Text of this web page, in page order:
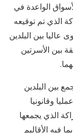
الواعدة في
الذي تم توقيعه
عاليا بين البلدين
بين الأسرتين
بين البلدين
وقانونيا
الذي يجمعها
فيه الأقاليم